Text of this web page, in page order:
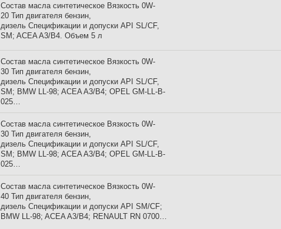
Состав масла синтетическое Вязкость 0W-
20 Тип двигателя бензин,
дизель Спецификации и допуски API SL/CF,
SM; ACEA A3/B4. Объем 5 л
Состав масла синтетическое Вязкость 0W-
30 Тип двигателя бензин,
дизель Спецификации и допуски API SL/CF,
SM; BMW LL-98; ACEA A3/B4; OPEL GM-LL-B-
025…
Состав масла синтетическое Вязкость 0W-
30 Тип двигателя бензин,
дизель Спецификации и допуски API SL/CF,
SM; BMW LL-98; ACEA A3/B4; OPEL GM-LL-B-
025…
Состав масла синтетическое Вязкость 0W-
40 Тип двигателя бензин,
дизель Спецификации и допуски API SM/CF;
BMW LL-98; ACEA A3/B4; RENAULT RN 0700…